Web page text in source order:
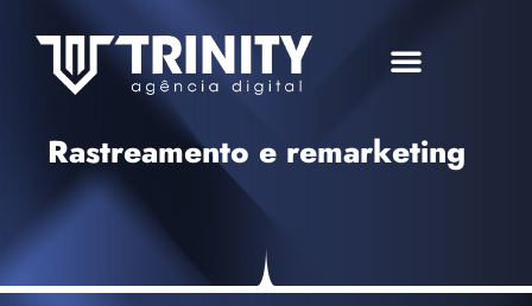
Rastreamento e remarketing